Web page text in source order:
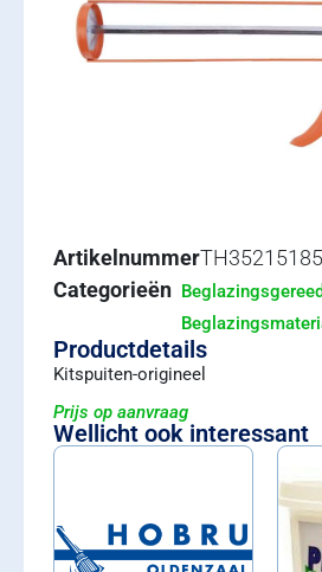
ArtikelnummerTH35215185
Categorieën
Productdetails
Kitspuiten-origineel
Prijs op aanvraag
Wellicht ook interessant